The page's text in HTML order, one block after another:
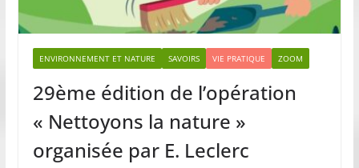
ENVIRONNEMENT ET NATURE SAVOIRS VIE PRATIQUE ZOOM
29ème édition de l’opération
« Nettoyons la nature »
organisée par E. Leclerc